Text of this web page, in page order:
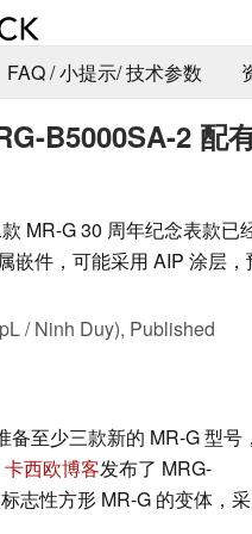
FAQ / 小提示/ 技术参数
B5000SA-2 配
MR-G 30 周年纪念表款已
嵌件，可能采用 AIP 涂层，
/ Ninh Duy), Published
至少三款新的 MR-G 型号，
卡西欧博客发布了 MRG-
志性方形 MR-G 的变体，